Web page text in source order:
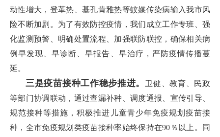
动性增大，登革热、基孔肯雅热等蚊媒传染病输入我市风
险不断加剧。为了有效防控疫情，我们成立工作专班、强
化监测预警、明确处置流程、加强联防联控，确保相关病
例早发现、早诊断、早报告、早治疗，严防疫情传播蔓
延。
三是疫苗接种工作稳步推进。卫健、教育、民政
等部门协调联动，通过查漏补种、调度通报、宣传引导、
规范接种等措施，积极推进儿童青少年免疫规划疫苗接
种，全市免疫规划类疫苗接种率始终保持在90％以上。同